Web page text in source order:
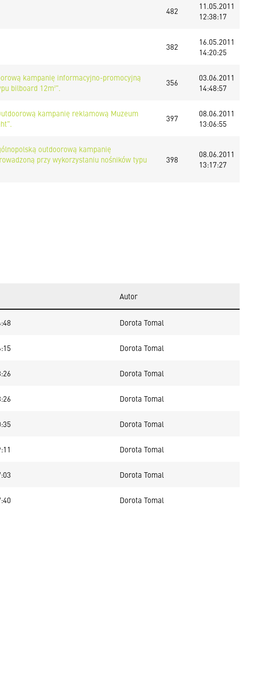
482
11.05.2011
12:38:17
382
16.05.2011
14:20:25
kampanię informacyjno-promocyjną
bilboard 12m²”.
356
03.06.2011
14:48:57
kampanię reklamową Muzeum
397
08.06.2011
13:06:55
outdoorową kampanię
przy wykorzystaniu nośników typu
398
08.06.2011
13:17:27
Autor
Dorota Tomal
Dorota Tomal
Dorota Tomal
Dorota Tomal
Dorota Tomal
Dorota Tomal
Dorota Tomal
Dorota Tomal